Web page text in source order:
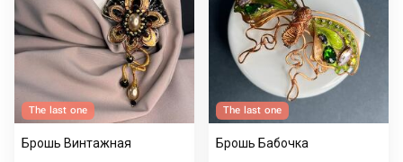
The last one
Брошь Винтажная
The last one
Брошь Бабочка